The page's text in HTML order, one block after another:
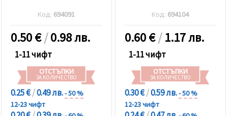
Код: 694091
0.50€/0.98 лв.
1-11 чифт
ОТСТЪПКИ
ЗА КОЛИЧЕСТВО
0.25 €/0.49 лв.- 50 %
12-23 чифт
Код: 694104
0.60€/1.17 лв.
1-11 чифт
ОТСТЪПКИ
ЗА КОЛИЧЕСТВО
0.30 €/0.59 лв.- 50 %
12-23 чифт